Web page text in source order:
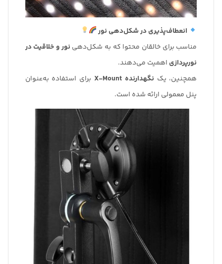
انعطاف‌پذیری در شکل‌دهی نور
مناسب برای خالقان محتوا که به شکل‌دهی نور و خلاقیت در
نورپردازی اهمیت می‌دهند.
همچنین، یک نگهدارنده X-Mount
برای استفاده به‌عنوان
پنل معمولی ارائه شده است.